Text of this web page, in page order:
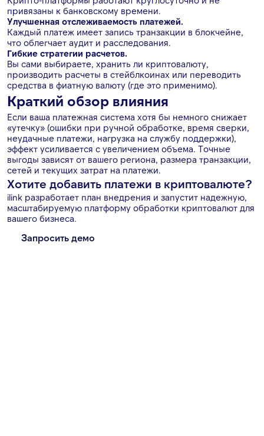
привязаны к банковскому времени.
Улучшенная отслеживаемость платежей.
Каждый платеж имеет запись транзакции в блокчейне,
что облегчает аудит и расследования.
Гибкие стратегии расчетов.
Вы сами выбираете, хранить ли криптовалюту,
производить расчеты в стейблкоинах или переводить
средства в фиатную валюту (где это применимо).
Краткий обзор влияния
Если ваша платежная система хотя бы немного снижает
«утечку» (ошибки при ручной обработке, время сверки,
неудачные платежи, нагрузка на службу поддержки),
эффект усиливается с увеличением объема. Точные
выгоды зависят от вашего региона, размера транзакции,
сетей и текущих затрат на платежи.
Хотите добавить платежи в криптовалюте?
ilink разработает план внедрения и запустит надежную,
масштабируемую платформу обработки криптовалют для
вашего бизнеса.
Запросить демо